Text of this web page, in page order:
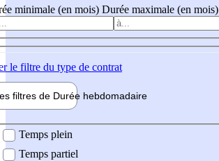
minimale (en mois) Durée maximale (en mois)
le filtre du type de contrat
filtres de Durée hebdomadaire
Temps plein
Temps partiel